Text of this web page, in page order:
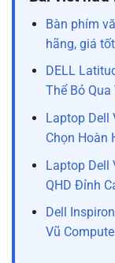
Bàn phím
hãng, giá tốt
DELL
Thể Bỏ
Laptop Dell
Chọn Hoàn
Laptop Dell
QHD Đỉnh
Dell
Vũ